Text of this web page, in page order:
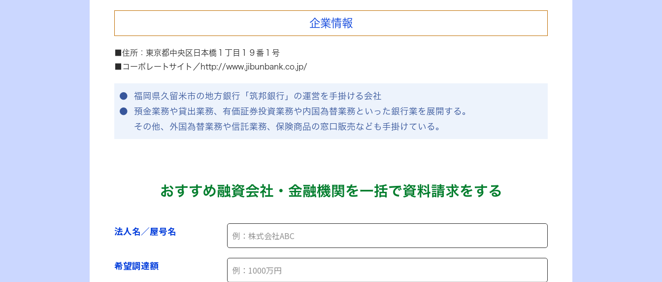
企業情報
■住所：東京都中央区日本橋１丁目１９番１号
■コーポレートサイト／http://www.jibunbank.co.jp/
福岡県久留米市の地方銀行「筑邦銀行」の運営を手掛ける会社
預金業務や貸出業務、有価証券投資業務や内国為替業務といった銀行業を展開する。
その他、外国為替業務や信託業務、保険商品の窓口販売なども手掛けている。
おすすめ融資会社・金融機関を一括で資料請求をする
法人名／屋号名
希望調達額